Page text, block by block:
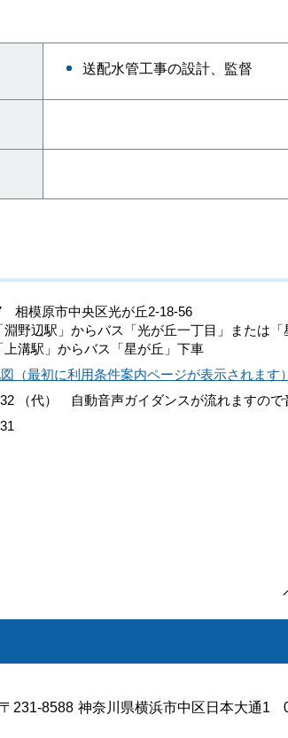
送配水管工事の設計、監督
相模原市中央区光が丘2-18-56
淵野辺駅」からバス「光が丘一丁目」または「
上溝駅」からバス「星が丘」下車
（最初に利用条件案内ページが表示されます）
（代） 自動音声ガイダンスが流れますので
〒231-8588 神奈川県横浜市中区日本大通1